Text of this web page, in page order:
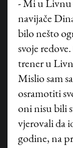
- Mi u Livnu
navijače
bilo nešto
svoje
trener u
Mislio sam
osramotiti
oni nisu bili
vjerovali da
godine, na